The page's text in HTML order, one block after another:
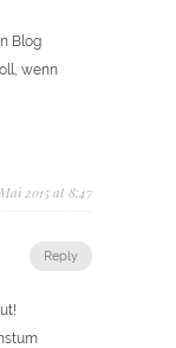
Blog
wenn
2015 at 8:47
Reply